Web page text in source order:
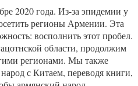
2020 года. Из-за эпидемии у
регионы Армении. Эта
восполнить этот пробел.
области, продолжим
регионами. Мы также
с Китаем, переводя книги,